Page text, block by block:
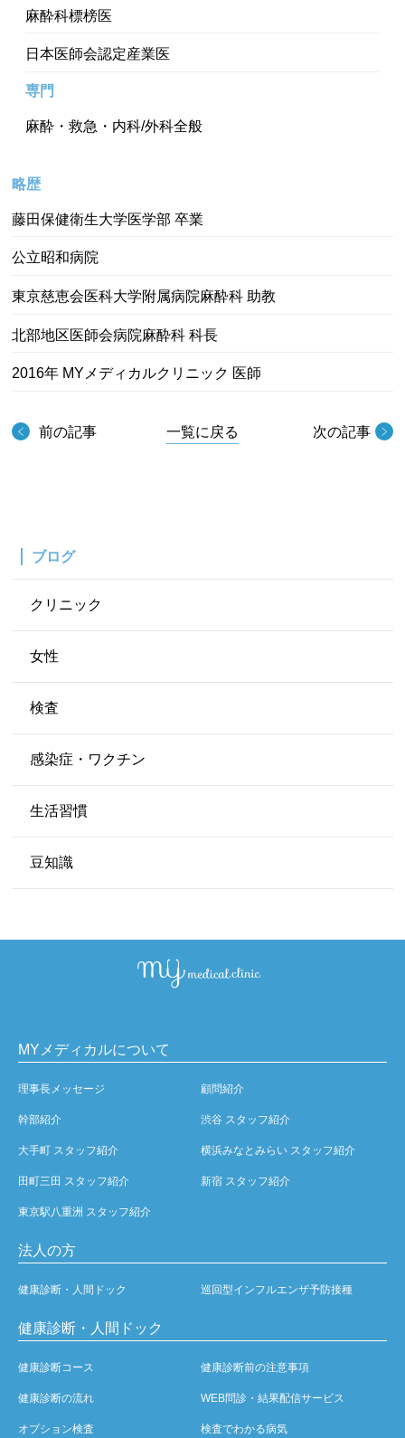
麻酔科標榜医
日本医師会認定産業医
専門
麻酔・救急・内科/外科全般
略歴
藤田保健衛生大学医学部 卒業
公立昭和病院
東京慈恵会医科大学附属病院麻酔科 助教
北部地区医師会病院麻酔科 科長
2016年 MYメディカルクリニック 医師
前の記事 一覧に戻る 次の記事
ブログ
クリニック
女性
検査
感染症・ワクチン
生活習慣
豆知識
MYメディカルについて
理事長メッセージ 顧問紹介
幹部紹介 渋谷 スタッフ紹介
大手町 スタッフ紹介 横浜みなとみらい スタッフ紹介
田町三田 スタッフ紹介 新宿 スタッフ紹介
東京駅八重洲 スタッフ紹介
法人の方
健康診断・人間ドック 巡回型インフルエンザ予防接種
健康診断・人間ドック
健康診断コース 健康診断前の注意事項
健康診断の流れ WEB問診・結果配信サービス
オプション検査 検査でわかる病気